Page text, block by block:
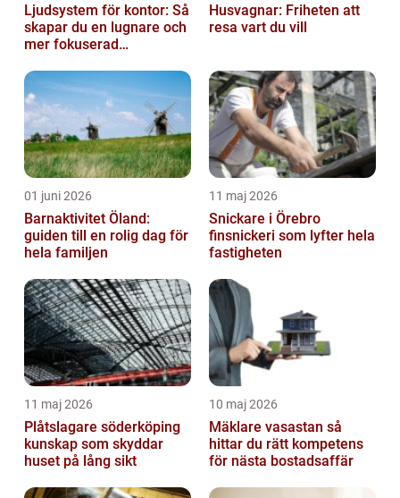
Ljudsystem för kontor: Så
skapar du en lugnare och
mer fokuserad
Husvagnar: Friheten att
resa vart du vill
01 juni 2026
Barnaktivitet Öland:
guiden till en rolig dag för
hela familjen
11 maj 2026
Snickare i Örebro
finsnickeri som lyfter hela
fastigheten
11 maj 2026
Plåtslagare söderköping
kunskap som skyddar
huset på lång sikt
10 maj 2026
Mäklare vasastan så
hittar du rätt kompetens
för nästa bostadsaffär